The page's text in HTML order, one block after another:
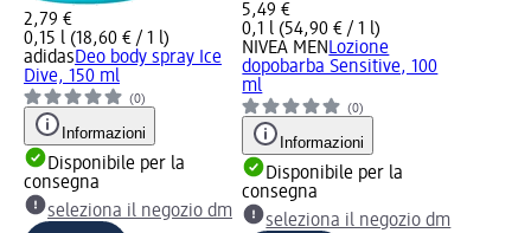
2,79 €
0,15 l (18,60 € / 1 l)
adidasDeo body spray Ice
Dive, 150 ml
(0)
Informazioni
Disponibile per la
consegna
seleziona il negozio dm
5,49 €
0,1 l (54,90 € / 1 l)
NIVEA MENLozione
dopobarba Sensitive, 100
ml
(0)
Informazioni
Disponibile per la
consegna
seleziona il negozio dm